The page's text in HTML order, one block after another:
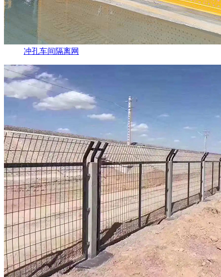
冲孔车间隔离网